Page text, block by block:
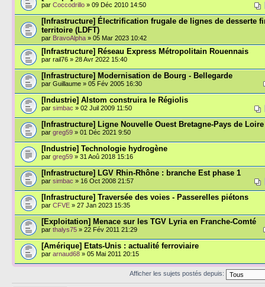
par Coccodrillo » 09 Déc 2010 14:50
[Infrastructure] Électrification frugale de lignes de desserte
territoire (LDFT)
par BravoAlpha » 05 Mar 2023 10:42
[Infrastructure] Réseau Express Métropolitain Rouennais
par rail76 » 28 Avr 2022 15:40
[Infrastructure] Modernisation de Bourg - Bellegarde
par Guillaume » 05 Fév 2005 16:30
[Industrie] Alstom construira le Régiolis
par simbac » 02 Juil 2009 11:50
[Infrastructure] Ligne Nouvelle Ouest Bretagne-Pays de Loire
par greg59 » 01 Déc 2021 9:50
[Industrie] Technologie hydrogène
par greg59 » 31 Aoû 2018 15:16
[Infrastructure] LGV Rhin-Rhône : branche Est phase 1
par simbac » 16 Oct 2008 21:57
[Infrastructure] Traversée des voies - Passerelles piétons
par CFVE » 27 Jan 2023 15:35
[Exploitation] Menace sur les TGV Lyria en Franche-Comté
par thalys75 » 22 Fév 2011 21:29
[Amérique] Etats-Unis : actualité ferroviaire
par arnaud68 » 05 Mai 2011 20:15
Afficher les sujets postés depuis: